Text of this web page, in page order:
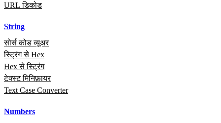
URL डिकोड
String
सोर्स कोड व्यूअर
स्ट्रिंग से Hex
Hex से स्ट्रिंग
टेक्स्ट मिनिफ़ायर
Text Case Converter
Numbers